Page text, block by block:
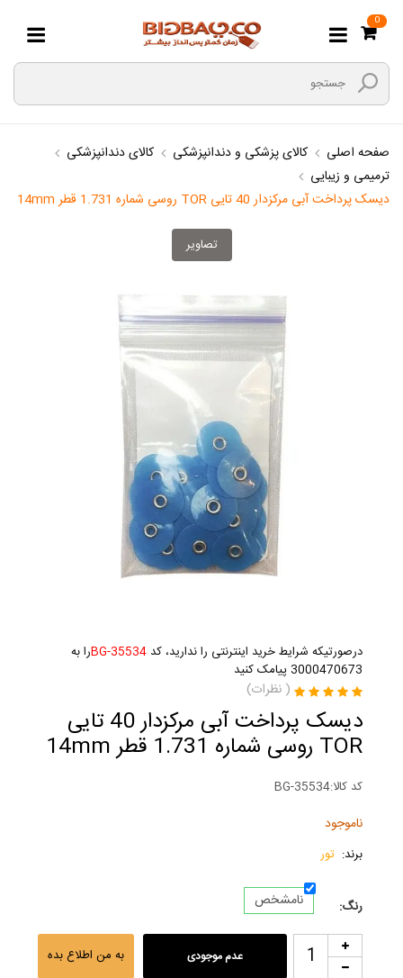
0
صفحه اصلی کالای پزشکی و دندانپزشکی
کالای دندانپزشکی
ترمیمی و زیبایی
دیسک پرداخت آبی مرکزدار 40 تایی TOR روسی شماره 1.731 قطر 14mm
تصاویر
درصورتیکه شرایط خرید اینترنتی را ندارید، کد BG-35534را به
3000470673 پیامک کنید
( نظرات)
دیسک پرداخت آبی مرکزدار 40 تایی
TOR روسی شماره 1.731 قطر 14mm
کد کالا:BG-35534
ناموجود
برند: تور
رنگ: نامشخص
عدم موجودی به من اطلاع بده